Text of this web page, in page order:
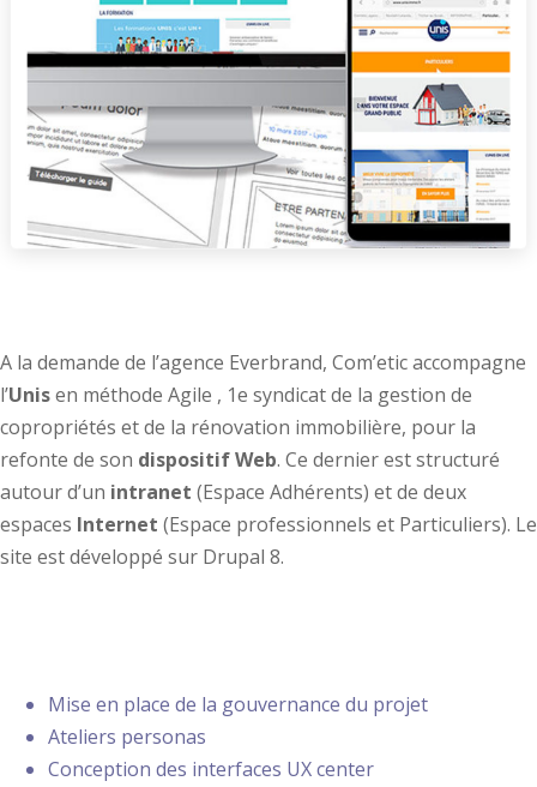
A la demande de l’agence Everbrand, Com’etic accompagne
l’Unisen méthode Agile , 1e syndicat de la gestion de
copropriétés et de la rénovation immobilière, pour la
refonte de son dispositif Web. Ce dernier est structuré
autour d’un intranet (Espace Adhérents) et de deux
espaces Internet (Espace professionnels et Particuliers). Le
site est développé sur Drupal 8.
Mise en place de la gouvernance du projet
Ateliers personas
Conception des interfaces UX center